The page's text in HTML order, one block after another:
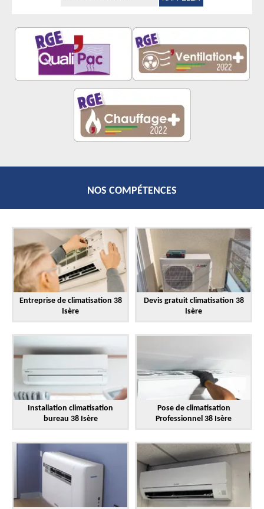
NOS COMPÉTENCES
Entreprise de climatisation 38
Isère
Devis gratuit climatisation 38
Isère
Installation climatisation
bureau 38 Isère
Pose de climatisation
Professionnel 38 Isère